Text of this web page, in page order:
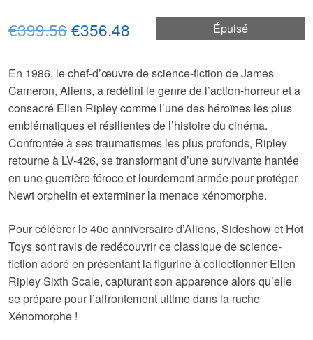
Épuisé
€399.56Le
initial
était :
€399.56.
€356.48
actuel
est :
€356.48.
En 1986, le chef-d’œuvre de science-fiction de James
Cameron, Aliens, a redéfini le genre de l’action-horreur et a
consacré Ellen Ripley comme l’une des héroïnes les plus
emblématiques et résilientes de l’histoire du cinéma.
Confrontée à ses traumatismes les plus profonds, Ripley
retourne à LV-426, se transformant d’une survivante hantée
en une guerrière féroce et lourdement armée pour protéger
Newt orphelin et exterminer la menace xénomorphe.
Pour célébrer le 40e anniversaire d’Aliens, Sideshow et Hot
Toys sont ravis de redécouvrir ce classique de science-
fiction adoré en présentant la figurine à collectionner Ellen
Ripley Sixth Scale, capturant son apparence alors qu’elle
se prépare pour l’affrontement ultime dans la ruche
Xénomorphe !